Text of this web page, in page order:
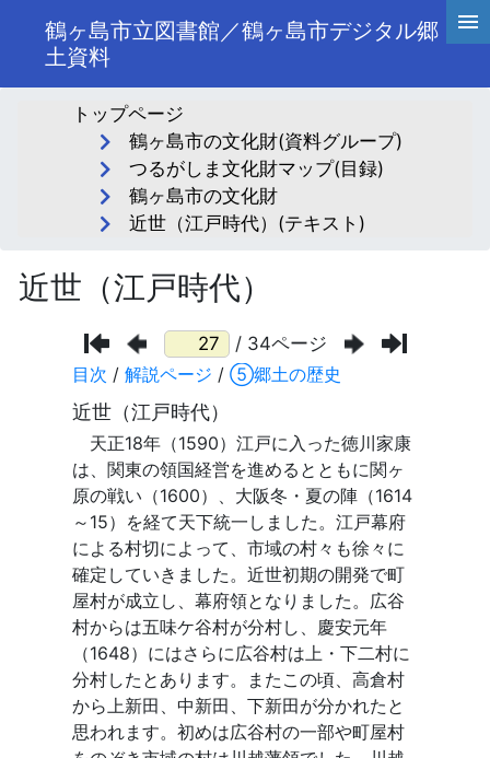
鶴ヶ島市立図書館／鶴ヶ島市デジタル郷
土資料
トップページ
鶴ヶ島市の文化財(資料グループ)
つるがしま文化財マップ(目録)
鶴ヶ島市の文化財
近世（江戸時代）(テキスト)
近世（江戸時代）
/ 34ページ